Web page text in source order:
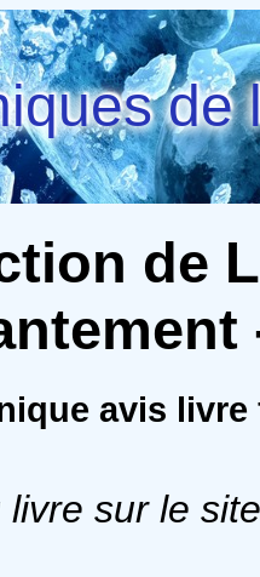
de
de
avis
livre sur le